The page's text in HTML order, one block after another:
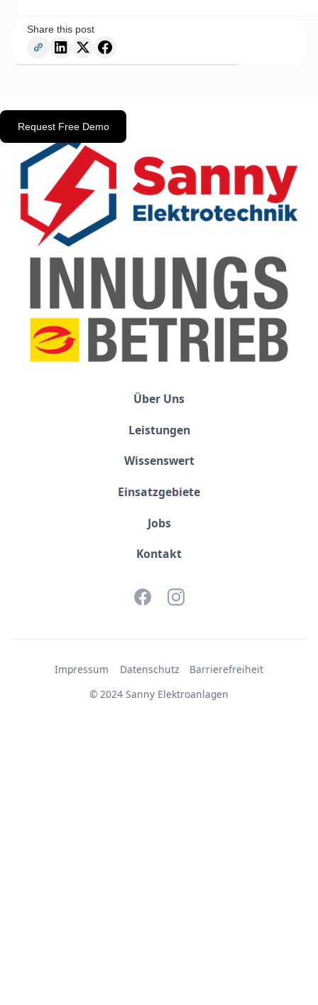
Share this post
Request Free Demo
Über Uns
Leistungen
Wissenswert
Einsatzgebiete
Jobs
Kontakt
© 2024 Sanny Elektroanlagen
Impressum Datenschutz Barrierefreiheit